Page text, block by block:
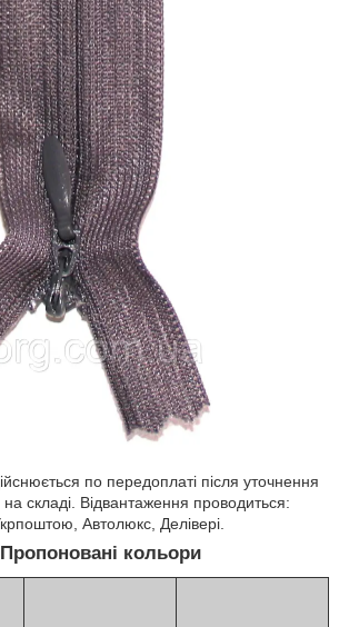
по передоплаті після уточнення
на складі. Відвантаження проводиться:
Автолюкс, Делівері.
Пропоновані кольори